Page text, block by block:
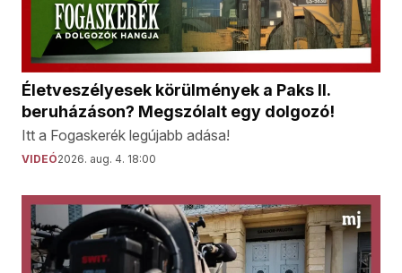
Életveszélyesek körülmények a Paks II.
beruházáson? Megszólalt egy dolgozó!
Itt a Fogaskerék legújabb adása!
VIDEÓ2026. aug. 4. 18:00